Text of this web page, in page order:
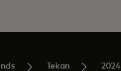
Tekan 2024